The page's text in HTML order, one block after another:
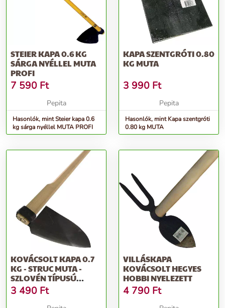
STEIER KAPA 0.6 KG
SÁRGA NYÉLLEL MUTA
PROFI
7 590 Ft
Pepita
Hasonlók, mint Steier kapa 0.6
kg sárga nyéllel MUTA PROFI
KAPA SZENTGRÓTI 0.80
KG MUTA
3 990 Ft
Pepita
Hasonlók, mint Kapa szentgróti
0.80 kg MUTA
KOVÁCSOLT KAPA 0.7
KG - STRUC MUTA -
SZLOVÉN TÍPUSÚ
MEGERŐSÍTETT...
3 490 Ft
VILLÁSKAPA
KOVÁCSOLT HEGYES
HOBBI NYELEZETT
4 790 Ft